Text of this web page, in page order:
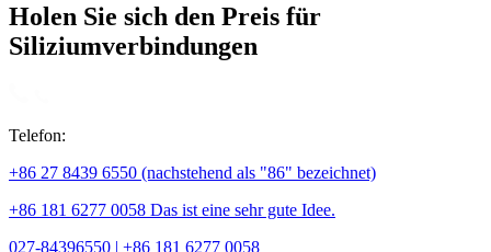
Holen Sie sich den Preis für
Siliziumverbindungen
Telefon:
+86 27 8439 6550 (nachstehend als "86" bezeichnet)
+86 181 6277 0058 Das ist eine sehr gute Idee.
027-84396550 | +86 181 6277 0058